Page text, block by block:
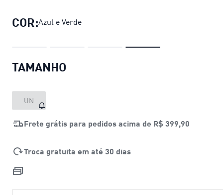
COR:Azul e Verde
TAMANHO
UN
Frete grátis para pedidos acima de R$ 399,90
Troca gratuita em até 30 dias